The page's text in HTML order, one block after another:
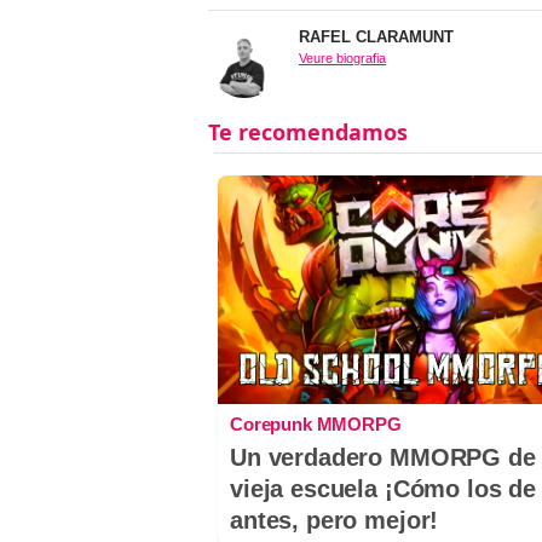
RAFEL CLARAMUNT
Veure biografia
Corepunk MMORPG
Un verdadero MMORPG de
vieja escuela ¡Cómo los de
antes, pero mejor!